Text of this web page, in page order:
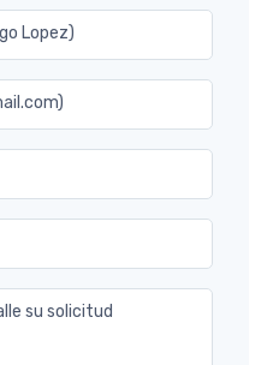
Lopez)
su solicitud